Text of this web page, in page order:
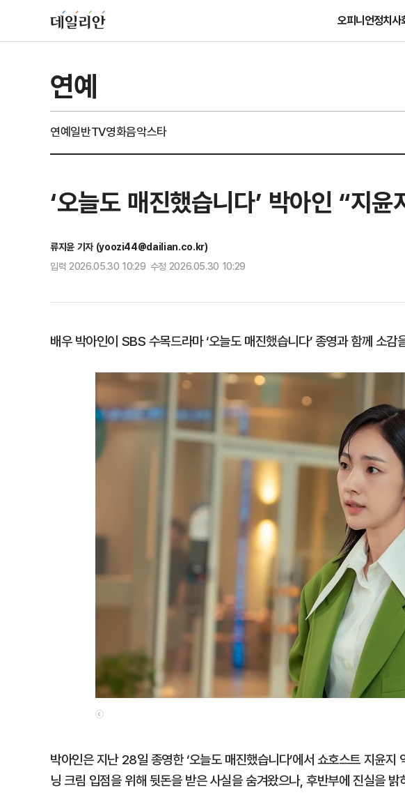
오피니언정치사
연예
연예일반TV영화음악스타
‘오늘도 매진했습니다’ 박아인 “지
류지윤 기자 (yoozi44@dailian.co.kr)
입력 2026.05.30 10:29 수정 2026.05.30 10:29
배우 박아인이 SBS 수목드라마 ‘오늘도 매진했습니다’ 종영과 함께 소감
ⓒ
박아인은 지난 28일 종영한 ‘오늘도 매진했습니다’에서 쇼호스트 지윤
닝 크림 입점을 위해 뒷돈을 받은 사실을 숨겨왔으나, 후반부에 진실을